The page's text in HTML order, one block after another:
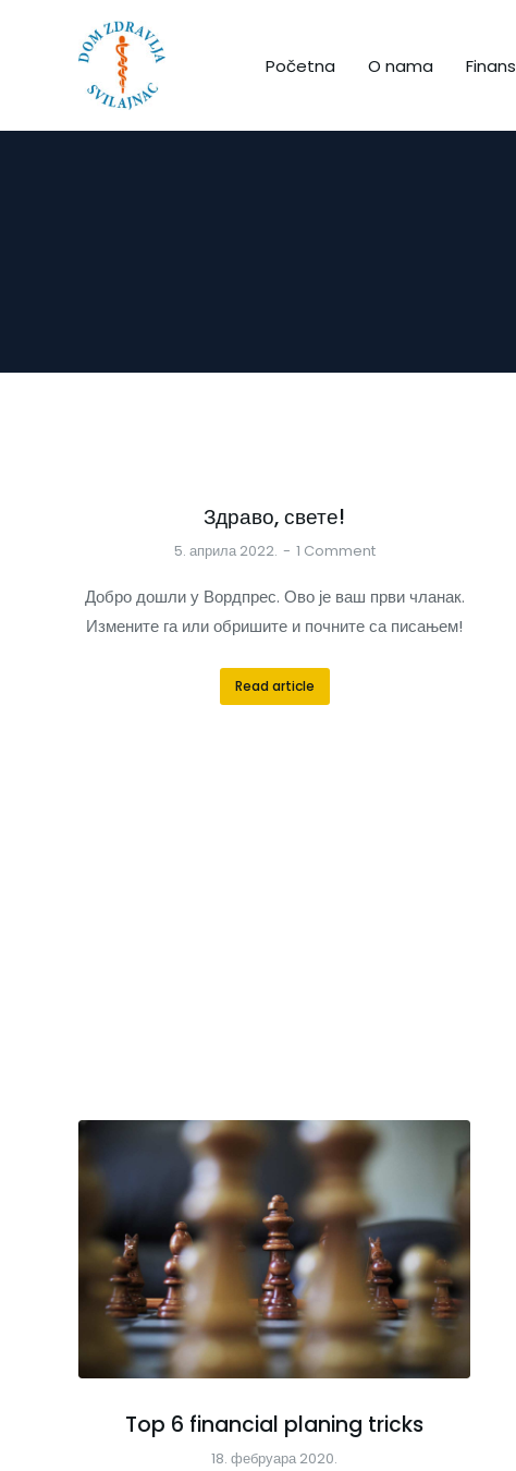
Početna O nama
Здраво, свете!
5. априла 2022. 1 Comment
Добро дошли у Вордпрес. Ово је ваш први чланак.
Измените га или обришите и почните са писањем!
Read article
Top 6 financial planing tricks
18. фебруара 2020.